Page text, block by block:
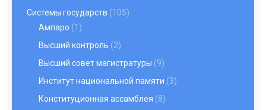
Системы государств (105)
Ампаро (1)
Высший контроль (2)
Высший совет магистратуры (9)
Институт национальной памяти (3)
Конституционная ассамблея (8)